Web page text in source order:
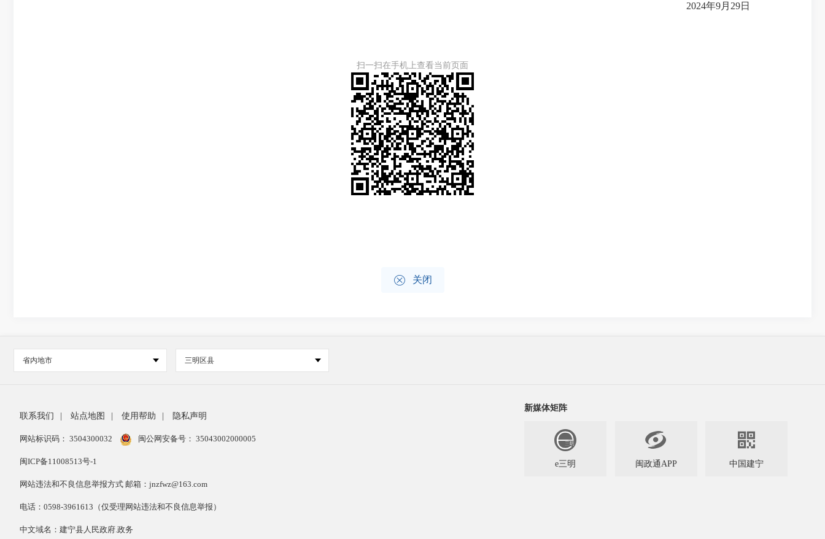
2024年9月29日
扫一扫在手机上查看当前页面
 关闭
省内地市 三明区县
联系我们 站点地图 使用帮助 隐私声明
网站标识码： 3504300032 闽公网安备号： 35043002000005
闽ICP备11008513号-1
网站违法和不良信息举报方式 邮箱：jnzfwz@163.com
电话：0598-3961613（仅受理网站违法和不良信息举报）
中文域名：建宁县人民政府.政务
新媒体矩阵
e三明

闽政通APP

中国建宁